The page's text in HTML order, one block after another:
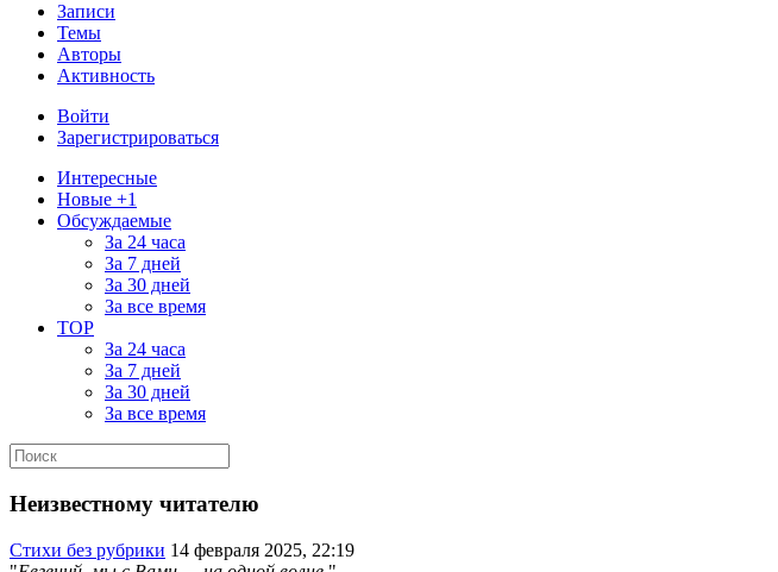
Записи
Темы
Авторы
Активность
Войти
Зарегистрироваться
Интересные
Новые +1
Обсуждаемые
За 24 часа
За 7 дней
За 30 дней
За все время
TOP
За 24 часа
За 7 дней
За 30 дней
За все время
Неизвестному читателю
Стихи без рубрики 14 февраля 2025, 22:19